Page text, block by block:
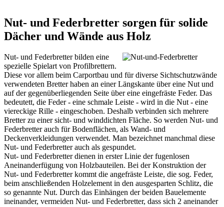
Nut- und Federbretter sorgen für solide
Dächer und Wände aus Holz
Nut- und Federbretter bilden eine
spezielle Spielart von Profilbrettern.
Diese vor allem beim Carportbau und für diverse Sichtschutzwände
verwendeten Bretter haben an einer Längskante über eine Nut und
auf der gegenüberliegenden Seite über eine eingefräste Feder. Das
bedeutett, die Feder - eine schmale Leiste - wird in die Nut - eine
viereckige Rille - eingeschoben. Deshalb verbinden sich mehrere
Bretter zu einer sicht- und winddichten Fläche. So werden Nut- und
Federbretter auch für Bodenflächen, als Wand- und
Deckenverkleidungen verwendet. Man bezeichnet manchmal diese
Nut- und Federbretter auch als gespundet.
Nut- und Federbretter dienen in erster Linie der fugenlosen
Aneinanderfügung von Holzbauteilen. Bei der Konstruktion der
Nut- und Federbretter kommt die angefräste Leiste, die sog. Feder,
beim anschließenden Holzelement in den ausgesparten Schlitz, die
so genannte Nut. Durch das Einhängen der beiden Bauelemente
ineinander, vermeiden Nut- und Federbretter, dass sich 2 aneinander